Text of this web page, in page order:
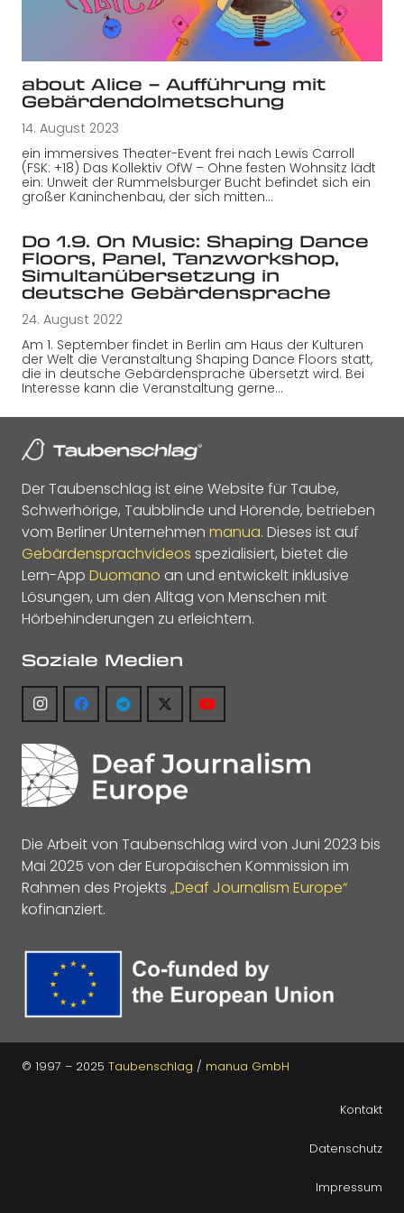
about Alice – Aufführung mit
Gebärdendolmetschung
14. August 2023
ein immersives Theater-Event frei nach Lewis Carroll
(FSK: +18) Das Kollektiv OfW – Ohne festen Wohnsitz lädt
ein: Unweit der Rummelsburger Bucht befindet sich ein
großer Kaninchenbau, der sich mitten…
Do 1.9. On Music: Shaping Dance
Floors, Panel, Tanzworkshop,
Simultanübersetzung in
deutsche Gebärdensprache
24. August 2022
Am 1. September findet in Berlin am Haus der Kulturen
der Welt die Veranstaltung Shaping Dance Floors statt,
die in deutsche Gebärdensprache übersetzt wird. Bei
Interesse kann die Veranstaltung gerne…
Der Taubenschlag ist eine Website für Taube,
Schwerhörige, Taubblinde und Hörende, betrieben
vom Berliner Unternehmen manua. Dieses ist auf
Gebärdensprachvideos spezialisiert, bietet die
Lern-App Duomano an und entwickelt inklusive
Lösungen, um den Alltag von Menschen mit
Hörbehinderungen zu erleichtern.
Soziale Medien
Die Arbeit von Taubenschlag wird von Juni 2023 bis
Mai 2025 von der Europäischen Kommission im
Rahmen des Projekts „Deaf Journalism Europe“
kofinanziert.
© 1997 – 2025 Taubenschlag / manua GmbH
Kontakt
Datenschutz
Impressum